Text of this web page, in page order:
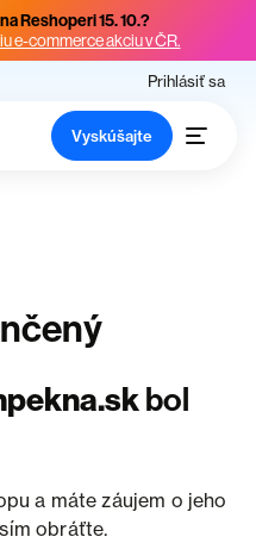
Reshoperi 15. 10.?
e-commerce akciu v ČR.
Prihlásiť sa
Vyskúšajte
bol
a máte záujem o jeho
obráťte.